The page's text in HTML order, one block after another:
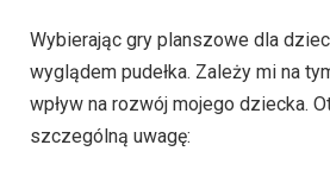
Wybierając gry planszowe dla
wyglądem pudełka. Zależy mi na
wpływ na rozwój mojego dziecka.
szczególną uwagę: